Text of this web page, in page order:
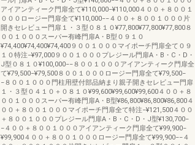
アイアンティーク門扉全て¥110,000−¥110,000４００＋８００１
０００ロージー門扉全て¥110,000−−４００＋８００１０００片
開きセレビュー門扉１・３型０８１０¥77,800¥77,800¥77,800８
００１０００スーパー有峰門扉A・B型０９１０
¥74,400¥74,400¥74,400９００１０００マイポーチ門扉全て０９
１０特注−¥97,000９００１０００プレジール門扉A・B・C・D・
J型０８１０¥100,000−−８００１０００アイアンティーク門扉全
て¥79,500−¥79,500８００１０００ロージー門扉全て¥79,500−
−８００１０００門柱用壁付部品納まり親子開きセレビュー門扉
１・３型０４１０＋０８１０¥99,600¥99,600¥99,600４００＋８
００１０００スーパー有峰門扉A・B型¥86,800¥86,800¥86,800４
００＋８００１０００マイポーチ門扉全て特注−¥121,500４００
＋８００１０００プレジール門扉A・B・C・D・J型¥130,700−
−４００＋８００１０００アイアンティーク門扉全て¥99,900−
¥99,900４００＋８００１０００ロージー門扉全て¥99,900−−４